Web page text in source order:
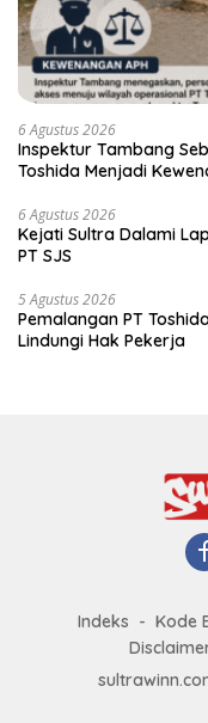
6 Agustus 2026
Inspektur Tambang
Toshida Menjadi
6 Agustus 2026
Kejati Sultra Dalami
PT SJS
5 Agustus 2026
Pemalangan PT
Lindungi Hak Pekerja
Indeks Kode